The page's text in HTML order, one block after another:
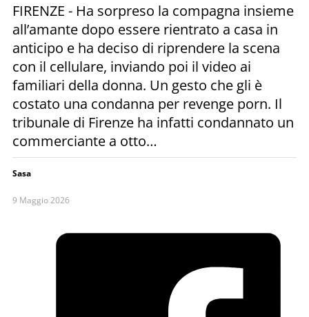
FIRENZE - Ha sorpreso la compagna insieme
all’amante dopo essere rientrato a casa in
anticipo e ha deciso di riprendere la scena
con il cellulare, inviando poi il video ai
familiari della donna. Un gesto che gli è
costato una condanna per revenge porn. Il
tribunale di Firenze ha infatti condannato un
commerciante a otto…
Sasa
9 Maggio 2026